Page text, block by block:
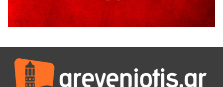
Θερινό Σινεμά στο πλαίσιο του «Πολιτιστικού
Καλοκαιριού 2026» με την βραβευμένη ταινία «Μικρές
Ανάσες».
Γρεβενά: Συνελήφθη 18χρονος αλλοδαπός, για κλοπή
εξοπλισμού γυμναστηρίου
5 Αυγούστου 2026